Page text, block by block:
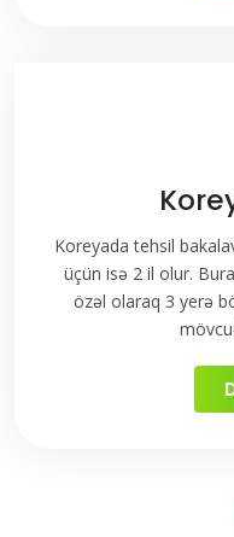
Koreyada tehsil
üçün isə 2 il olur.
özəl olaraq 3 yerə